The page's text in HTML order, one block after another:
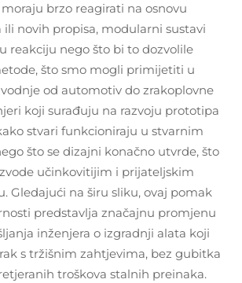
brzo reagirati na osnovu
novih propisa, modularni sustavi
reakciju nego što bi to dozvolile
što smo mogli primijetiti u
od automotiv do zrakoplovne
koji surađuju na razvoju prototipa
stvari funkcioniraju u stvarnim
što se dizajni konačno utvrde, što
učinkovitijim i prijateljskim
Gledajući na širu sliku, ovaj pomak
predstavlja značajnu promjenu
inženjera o izgradnji alata koji
s tržišnim zahtjevima, bez gubitka
troškova stalnih preinaka.